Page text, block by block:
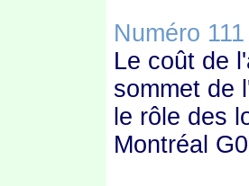
Numéro 111
Le coût de
sommet de
le rôle des
Montréal